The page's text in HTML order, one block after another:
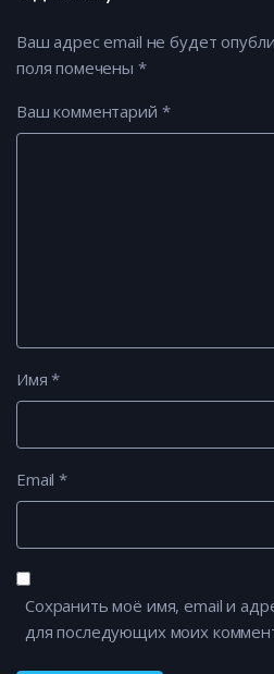
Ваш адрес email не будет
поля помечены *
Ваш комментарий *
Имя*
Email*
Сохранить моё имя, email и
для последующих моих